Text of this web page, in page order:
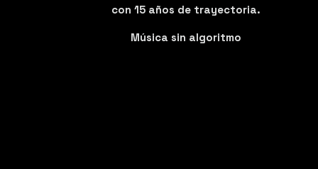
con 15 años de trayectoria.
Música sin algoritmo